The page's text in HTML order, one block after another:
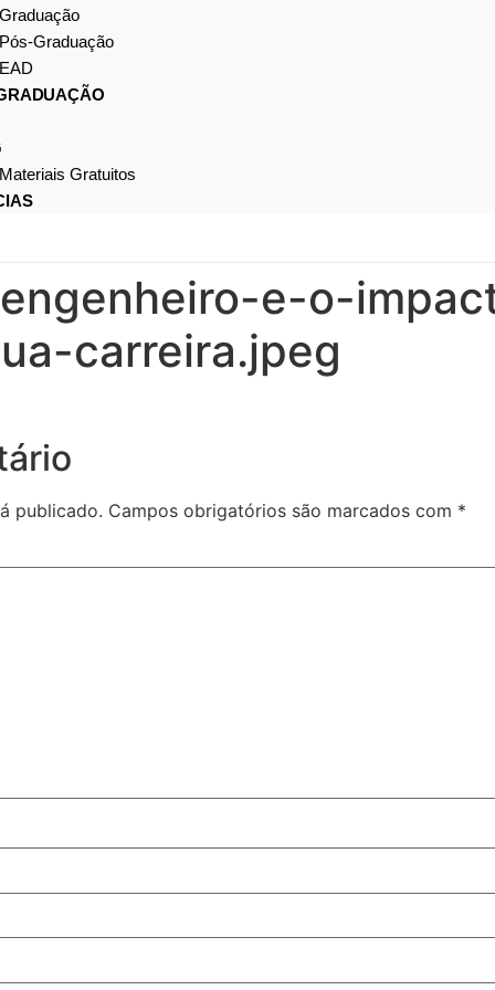
Graduação
Pós-Graduação
EAD
Materiais Gratuitos
e-o-
carreira.jpeg
publicado. Campos obrigatórios são marcados com *